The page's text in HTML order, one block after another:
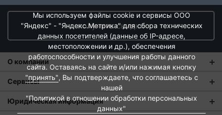
Турецкое качество в каждой
чугунной форме
БрендLAVA, основанный в 2011 году компаниейLava Metal
Casting Industry Inc.
, является динамично развивающимся
производителем на юго-западе Турции. С самого начала
главной миссией компании стало производство
Стоимость доставки в Москве в пределах МКАД399 руб.
в Московской Области и Москве за МКАД599 руб.
Интервал доставки по Московской области - с 10 до 22
При заказе в пункт выдачи СДЭК доставка по Москве
рассчитывается согласно тарифу СДЭК. Доставка в пункт
выдачи осуществляется только предоплаченных заказов.
Срок доставки от 1 до 2 дней.
получить скидки
О компании
О нас
Магазины
Сервисы
Оплата и тарифы доставки
Юридическая информация
Мы используем файлы cookie и сервисы ООО
"Яндекс" - "Яндекс.Метрика" для сбора технических
данных посетителей (данные об IP-адресе,
местоположении и др.), обеспечения
работоспособности и улучшения работы данного
сайта. Оставаясь на сайте и/или нажимая кнопку
"принять", Вы подтверждаете, что соглашаетесь с
нашей
"Политикой в отношении обработки персональных
данных"